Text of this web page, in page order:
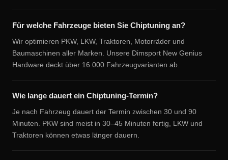
Für welche Fahrzeuge bieten Sie Chiptuning an?
Wir optimieren PKW, LKW, Traktoren, Motorräder und
Baumaschinen aller Marken. Unsere Dimsport New Genius
Hardware deckt über 16.000 Fahrzeugvarianten ab.
Wie lange dauert ein Chiptuning-Termin?
Je nach Fahrzeug dauert der Termin zwischen 30 und 90
Minuten. PKW sind meist in 30–45 Minuten fertig, LKW und
Traktoren können etwas länger dauern.